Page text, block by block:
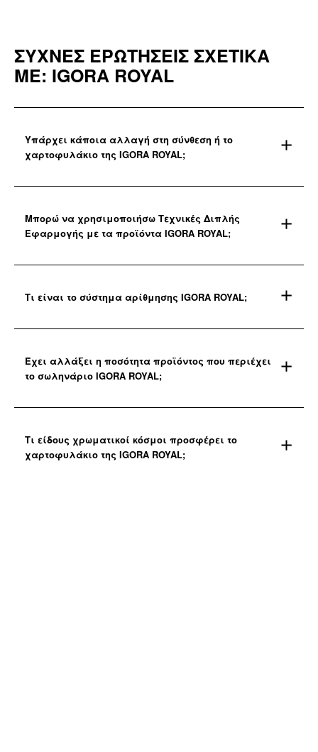
ΣΥΧΝΕΣ ΕΡΩΤΗΣΕΙΣ ΣΧΕΤΙΚΑ
ΜΕ: IGORA ROYAL
Υπάρχει κάποια αλλαγή στη σύνθεση ή το
χαρτοφυλάκιο της IGORA ROYAL;
Μπορώ να χρησιμοποιήσω Τεχνικές Διπλής
Εφαρμογής με τα προϊόντα IGORA ROYAL;
Τι είναι το σύστημα αρίθμησης IGORA ROYAL;
Έχει αλλάξει η ποσότητα προϊόντος που περιέχει
το σωληνάριο IGORA ROYAL;
Τι είδους χρωματικοί κόσμοι προσφέρει το
χαρτοφυλάκιο της IGORA ROYAL;